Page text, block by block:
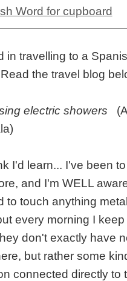
Word for cupboard
in travelling to a
the travel blog
electric showers
I'd learn... I've been
and I'm WELL
to touch anything
every morning I
don't exactly have
but rather some
connected directly to